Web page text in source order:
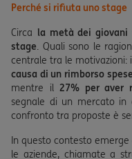
Perché si rifiuta uno stage
Circa la metà dei
stage. Quali sono le
centrale tra le motivazioni:
causa di un rimborso
mentre il 27% per aver
segnale di un mercato
confronto tra proposte è
In questo contesto
le aziende, chiamate a